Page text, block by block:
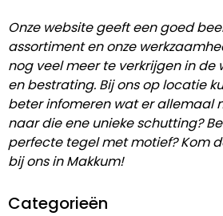
Onze website geeft een goed
assortiment en onze
nog veel meer te verkrijgen in de
en bestrating. Bij ons op locatie
beter infomeren wat er allemaal
naar die ene unieke schutting?
perfecte tegel met motief? Kom
bij ons in Makkum!
Categorieën